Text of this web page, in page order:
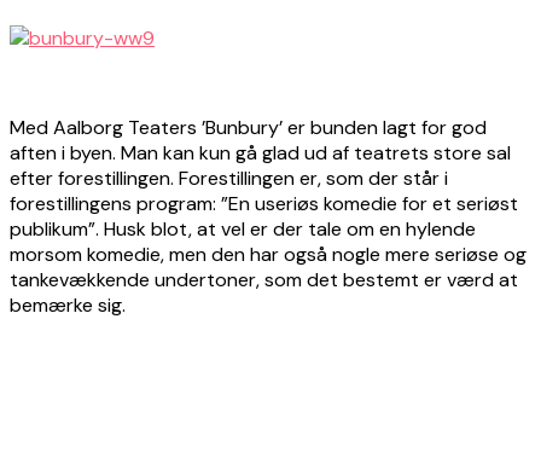
Med Aalborg Teaters ’Bunbury’ er bunden lagt for god
aften i byen. Man kan kun gå glad ud af teatrets store sal
efter forestillingen. Forestillingen er, som der står i
forestillingens program: ”En useriøs komedie for et seriøst
publikum”. Husk blot, at vel er der tale om en hylende
morsom komedie, men den har også nogle mere seriøse og
tankevækkende undertoner, som det bestemt er værd at
bemærke sig.